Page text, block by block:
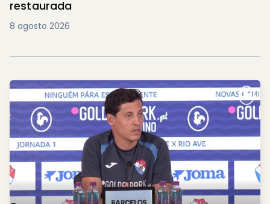
restaurada
8 agosto 2026